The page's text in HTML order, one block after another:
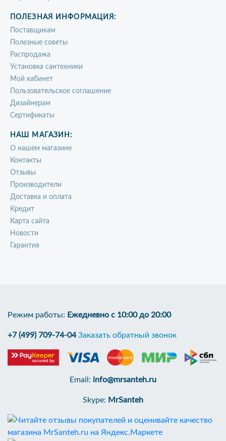
ПОЛЕЗНАЯ ИНФОРМАЦИЯ:
Поставщикам
Полезные советы
Распродажа
Установка сантехники
Мой кабинет
Пользовательское соглашение
Дизайнерам
Сертификаты
НАШ МАГАЗИН:
О нашем магазине
Контакты
Отзывы
Производители
Доставка и оплата
Кредит
Карта сайта
Новости
Гарантия
Режим работы: Ежедневно с 10:00 до 20:00
+7 (499) 709-74-04 Заказать обратный звонок
Email: info@mrsanteh.ru
Skype: MrSanteh